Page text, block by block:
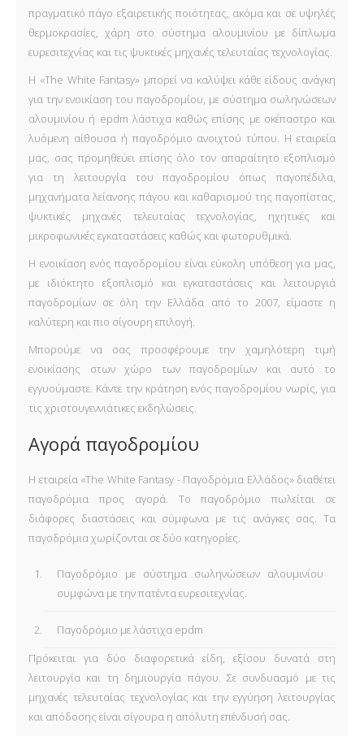
πραγματικό πάγο εξαιρετικής ποιότητας, ακόμα και σε υψηλές
θερμοκρασίες, χάρη στο σύστημα αλουμινίου με δίπλωμα
ευρεσιτεχνίας και τις ψυκτικές μηχανές τελευταίας τεχνολογίας.
Η «The White Fantasy» μπορεί να καλύψει κάθε είδους ανάγκη
για την ενοικίαση του παγοδρομίου, με σύστημα σωληνώσεων
αλουμινίου ή epdm λάστιχα καθώς επίσης με σκέπαστρο και
λυόμενη αίθουσα ή παγοδρόμιο ανοιχτού τύπου. Η εταιρεία
μας, σας προμηθεύει επίσης όλο τον απαραίτητο εξοπλισμό
για τη λειτουργία του παγοδρομίου όπως παγοπέδιλα,
μηχανήματα λείανσης πάγου και καθαρισμού της παγοπίστας,
ψυκτικές μηχανές τελευταίας τεχνολογίας, ηχητικές και
μικροφωνικές εγκαταστάσεις καθώς και φωτορυθμικά.
Η ενοικίαση ενός παγοδρομίου είναι εύκολη υπόθεση για μας,
με ιδιόκτητο εξοπλισμό και εγκαταστάσεις και λειτουργιά
παγοδρομίων σε όλη την Ελλάδα από το 2007, είμαστε η
καλύτερη και πιο σίγουρη επιλογή.
Μπορούμε να σας προσφέρουμε την χαμηλότερη τιμή
ενοικίασης στων χώρο των παγοδρομίων και αυτό το
εγγυούμαστε. Κάντε την κράτηση ενός παγοδρομίου νωρίς, για
τις χριστουγεννιάτικες εκδηλώσεις.
Αγορά παγοδρομίου
Η εταιρεία «The White Fantasy - Παγοδρόμια Ελλάδος» διαθέτει
παγοδρόμια προς αγορά. Το παγοδρόμιο πωλείται σε
διάφορες διαστάσεις και σύμφωνα με τις ανάγκες σας. Τα
παγοδρόμια χωρίζονται σε δύο κατηγορίες.
Παγοδρόμιο με σύστημα σωληνώσεων αλουμινίου
συμφώνα με την πατέντα ευρεσιτεχνίας.
Παγοδρόμιο με λάστιχα epdm
Πρόκειται για δύο διαφορετικά είδη, εξίσου δυνατά στη
λειτουργία και τη δημιουργία πάγου. Σε συνδυασμό με τις
μηχανές τελευταίας τεχνολογίας και την εγγύηση λειτουργίας
και απόδοσης είναι σίγουρα η απόλυτη επένδυσή σας.